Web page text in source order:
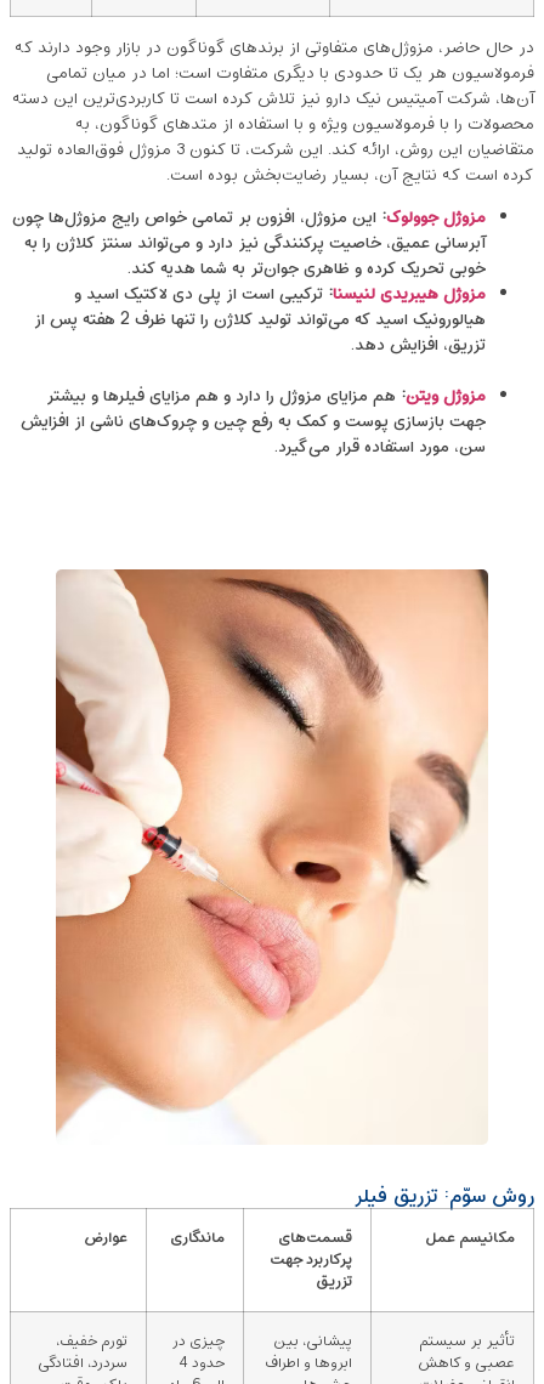
در حال حاضر، مزوژل‌های متفاوتی از برندهای گوناگون در بازار وجود دارند که
فرمولاسیون هر یک تا حدودی با دیگری متفاوت است؛ اما در میان تمامی
آن‌ها، شرکت آمیتیس نیک دارو نیز تلاش کرده است تا کاربردی‌ترین این دسته
محصولات را با فرمولاسیون ویژه و با استفاده از متدهای گوناگون، به
متقاضیان این روش، ارائه کند. این شرکت، تا کنون 3 مزوژل فوق‌العاده تولید
کرده است که نتایج آن، بسیار رضایت‌بخش بوده است.
مزوژل جوولوک: این مزوژل، افزون بر تمامی خواص رایج مزوژل‌ها چون
آبرسانی عمیق، خاصیت پرکنندگی نیز دارد و می‌تواند سنتز کلاژن را به
خوبی تحریک کرده و ظاهری جوان‌تر به شما هدیه کند.
مزوژل هیبریدی لنیسنا: ترکیبی است از پلی‌ دی لاکتیک اسید و
هیالورونیک اسید که می‌تواند تولید کلاژن را تنها ظرف 2 هفته پس از
تزریق، افزایش دهد.
مزوژل ویتن: هم مزایای مزوژل را دارد و هم مزایای فیلرها و بیشتر
جهت بازسازی پوست و کمک به رفع چین و چروک‌های ناشی از افزایش
سن، مورد استفاده قرار می‌گیرد.
روش سوّم: تزریق فیلر
مکانیسم عمل
قسمت‌های
پرکاربرد جهت
تزریق
ماندگاری عوارض
تأثیر بر سیستم
عصبی و کاهش
پیشانی، بین
ابروها و اطراف
چیزی در
حدود 4
تورم خفیف،
سردرد، افتادگی